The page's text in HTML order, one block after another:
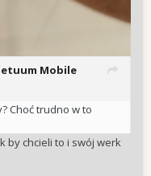
Mobile
Choć trudno w to
by chcieli to i swój werk